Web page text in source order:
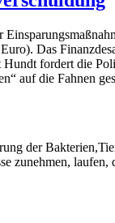
Das
fordert die
auf die Fahnen
der
zunehmen,